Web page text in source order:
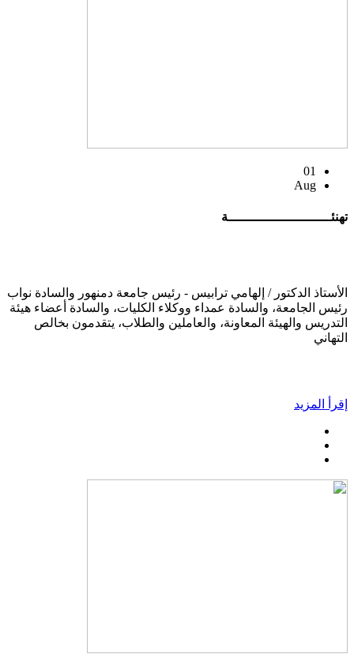
01
Aug
تهنئــــــــــــــــــــــــــة
الأستاذ الدكتور / إلهامي ترابيس - رئيس جامعة دمنهور والسادة نواب
رئيس الجامعة، والسادة عمداء ووكلاء الكليات، والسادة أعضاء هيئة
التدريس والهيئة المعاونة، والعاملين والطلاب، يتقدمون بخالص
التهاني
إقرأ المزيد